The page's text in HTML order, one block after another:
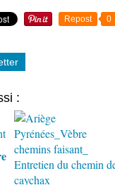
Repost 0
: